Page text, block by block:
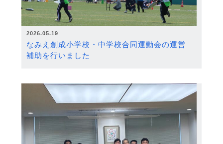
2026.05.19
なみえ創成小学校・中学校合同運動会の運営
補助を行いました